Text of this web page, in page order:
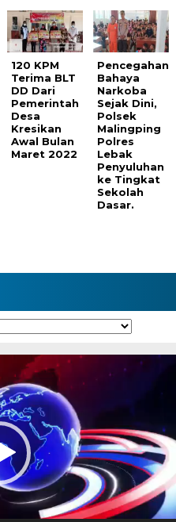
120 KPM
Terima BLT
DD Dari
Pemerintah
Desa
Kresikan
Awal Bulan
Maret 2022
Pencegahan
Bahaya
Narkoba
Sejak Dini,
Polsek
Malingping
Polres
Lebak
Penyuluhan
ke Tingkat
Sekolah
Dasar.